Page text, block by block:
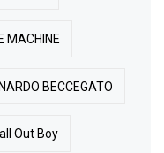
MACHINE
BECCEGATO
Out Boy